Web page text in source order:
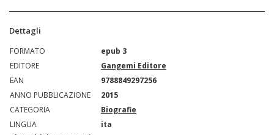
Dettagli
FORMATO
epub 3
EDITORE
Gangemi Editore
EAN
9788849297256
ANNO PUBBLICAZIONE
2015
CATEGORIA
Biografie
LINGUA
ita